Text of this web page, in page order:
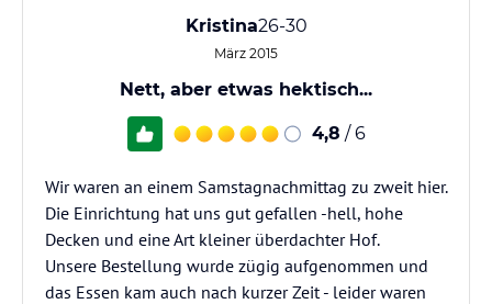
Kristina26-30
März 2015
Nett, aber etwas hektisch...
4,8 / 6
Wir waren an einem Samstagnachmittag zu zweit hier.
Die Einrichtung hat uns gut gefallen -hell, hohe
Decken und eine Art kleiner überdachter Hof.
Unsere Bestellung wurde zügig aufgenommen und
das Essen kam auch nach kurzer Zeit - leider waren